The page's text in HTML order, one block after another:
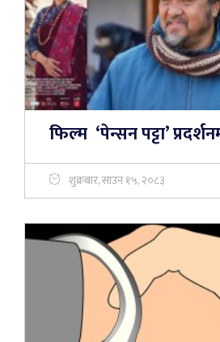
फिल्म ‘पेन्सन पट्टा’
शुक्रबार, साउन १५, २०८३